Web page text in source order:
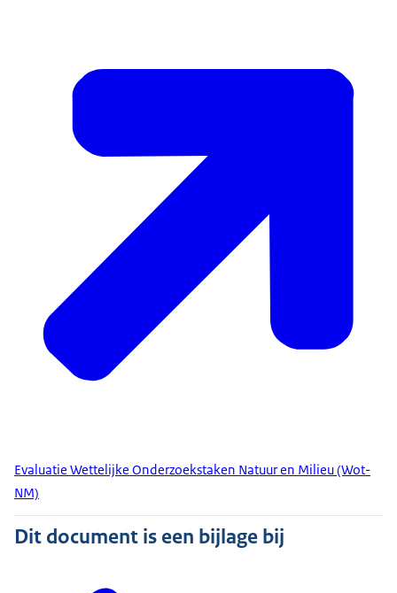
Evaluatie Wettelijke Onderzoekstaken Natuur en Milieu (Wot-
NM)
Dit document is een bijlage bij